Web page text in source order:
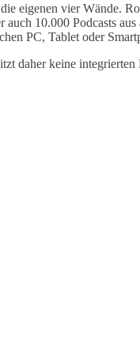
eigenen vier Wände.
auch 10.000 Podcasts
PC, Tablet oder
daher keine